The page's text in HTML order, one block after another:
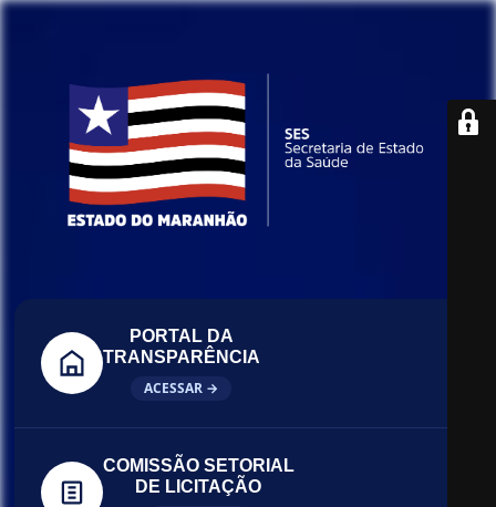
PORTAL DA
TRANSPARÊNCIA
ACESSAR →
COMISSÃO SETORIAL
DE LICITAÇÃO